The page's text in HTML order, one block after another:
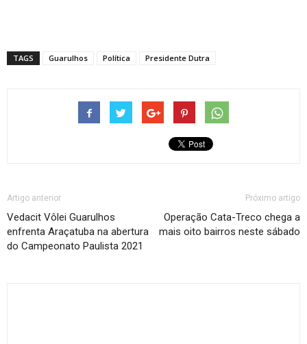
TAGS Guarulhos Política Presidente Dutra
Artigo anterior
Vedacit Vôlei Guarulhos
enfrenta Araçatuba na abertura
do Campeonato Paulista 2021
Próximo artigo
Operação Cata-Treco chega a
mais oito bairros neste sábado